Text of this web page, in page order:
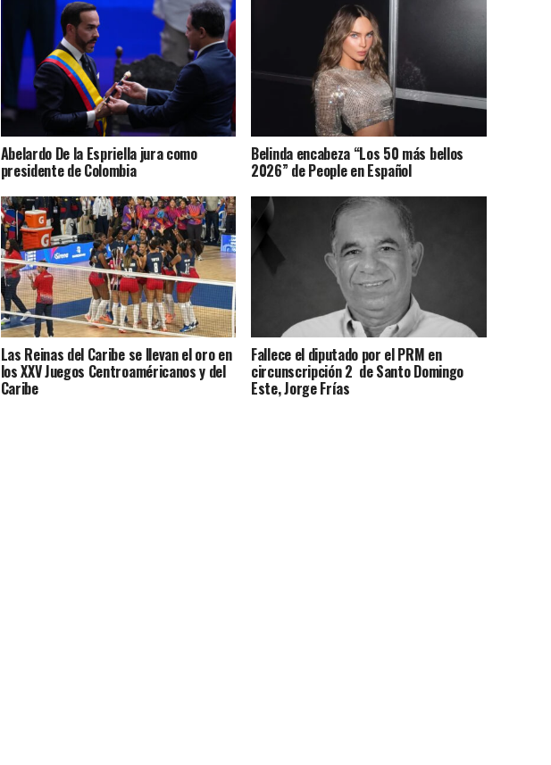
Abelardo De la Espriella jura como
presidente de Colombia
Belinda encabeza “Los 50 más bellos
2026” de People en Español
Las Reinas del Caribe se llevan el oro en
los XXV Juegos Centroaméricanos y del
Caribe
Fallece el diputado por el PRM en
circunscripción 2 de Santo Domingo
Este, Jorge Frías